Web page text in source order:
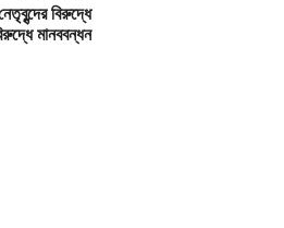
বিরুদ্ধে
মানববন্ধন